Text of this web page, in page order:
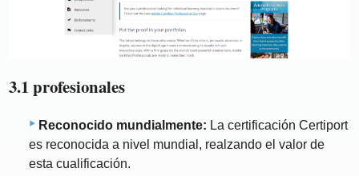
3.1 profesionales
Reconocido mundialmente: La certificación Certiport
es reconocida a nivel mundial, realzando el valor de
esta cualificación.